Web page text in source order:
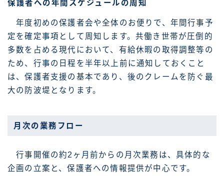
保護者への年間スケジュールの周知
年度初めの保護者会や全体のお便りで、年間行事予
定を確定事項として周知します。共働き世帯が圧倒的
多数を占める現代において、有給休暇の取得調整等の
ため、行事の日程を半年以上前に通知しておくこと
は、保護者支援の基本であり、後のクレームを防ぐ最
大の防波堤となります。
月次の業務フロー
行事開催の約2ヶ月前からの月次業務は、具体的な
企画の立案と、保護者への情報提供が中心です。